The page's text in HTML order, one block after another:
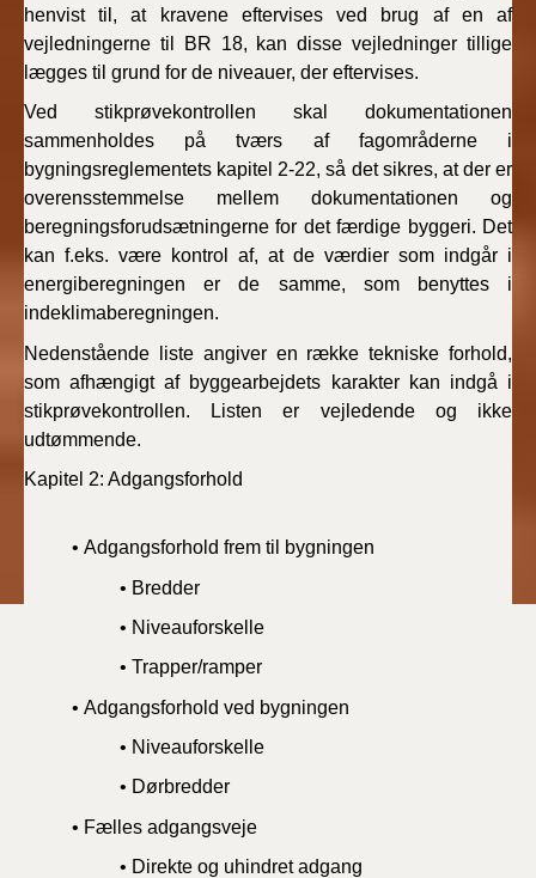
henvist til, at kravene eftervises ved brug af en af
vejledningerne til BR 18, kan disse vejledninger tillige
lægges til grund for de niveauer, der eftervises.
Ved stikprøvekontrollen skal dokumentationen
sammenholdes på tværs af fagområderne i
bygningsreglementets kapitel 2-22, så det sikres, at der er
overensstemmelse mellem dokumentationen og
beregningsforudsætningerne for det færdige byggeri. Det
kan f.eks. være kontrol af, at de værdier som indgår i
energiberegningen er de samme, som benyttes i
indeklimaberegningen.
Nedenstående liste angiver en række tekniske forhold,
som afhængigt af byggearbejdets karakter kan indgå i
stikprøvekontrollen. Listen er vejledende og ikke
udtømmende.
Kapitel 2: Adgangsforhold
• Adgangsforhold frem til bygningen
• Bredder
• Niveauforskelle
• Trapper/ramper
• Adgangsforhold ved bygningen
• Niveauforskelle
• Dørbredder
• Fælles adgangsveje
• Direkte og uhindret adgang